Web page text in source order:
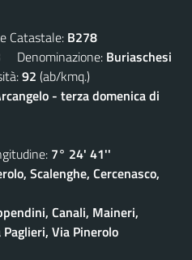
Catastale: B278
Denominazione: Buriaschesi
92 (ab/kmq.)
- terza domenica di
7° 24' 41''
Scalenghe, Cercenasco,
Canali, Maineri,
Via Pinerolo